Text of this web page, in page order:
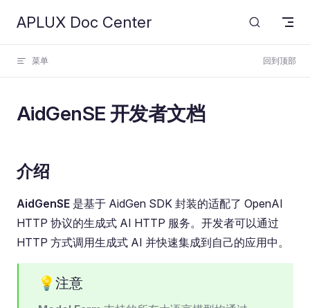
Skip to content
APLUX Doc Center
菜单 回到顶部
AidGenSE 开发者文档
介绍
AidGenSE 是基于 AidGen SDK 封装的适配了 OpenAI
HTTP 协议的生成式 AI HTTP 服务。开发者可以通过
HTTP 方式调用生成式 AI 并快速集成到自己的应用中。
💡注意